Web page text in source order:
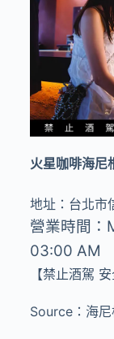
火星咖啡海尼
地址：台北市
營業時間：
03:00 AM
【禁止酒駕
Source：海尼